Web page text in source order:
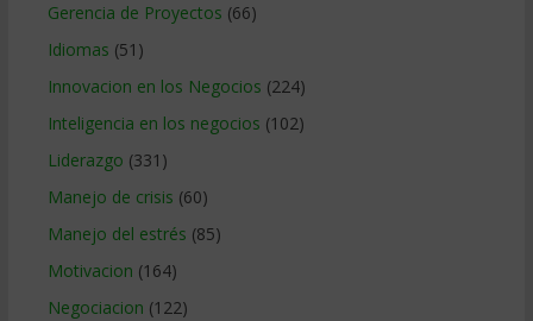
Gerencia de Proyectos (66)
Idiomas (51)
Innovacion en los Negocios (224)
Inteligencia en los negocios (102)
Liderazgo (331)
Manejo de crisis (60)
Manejo del estrés (85)
Motivacion (164)
Negociacion (122)